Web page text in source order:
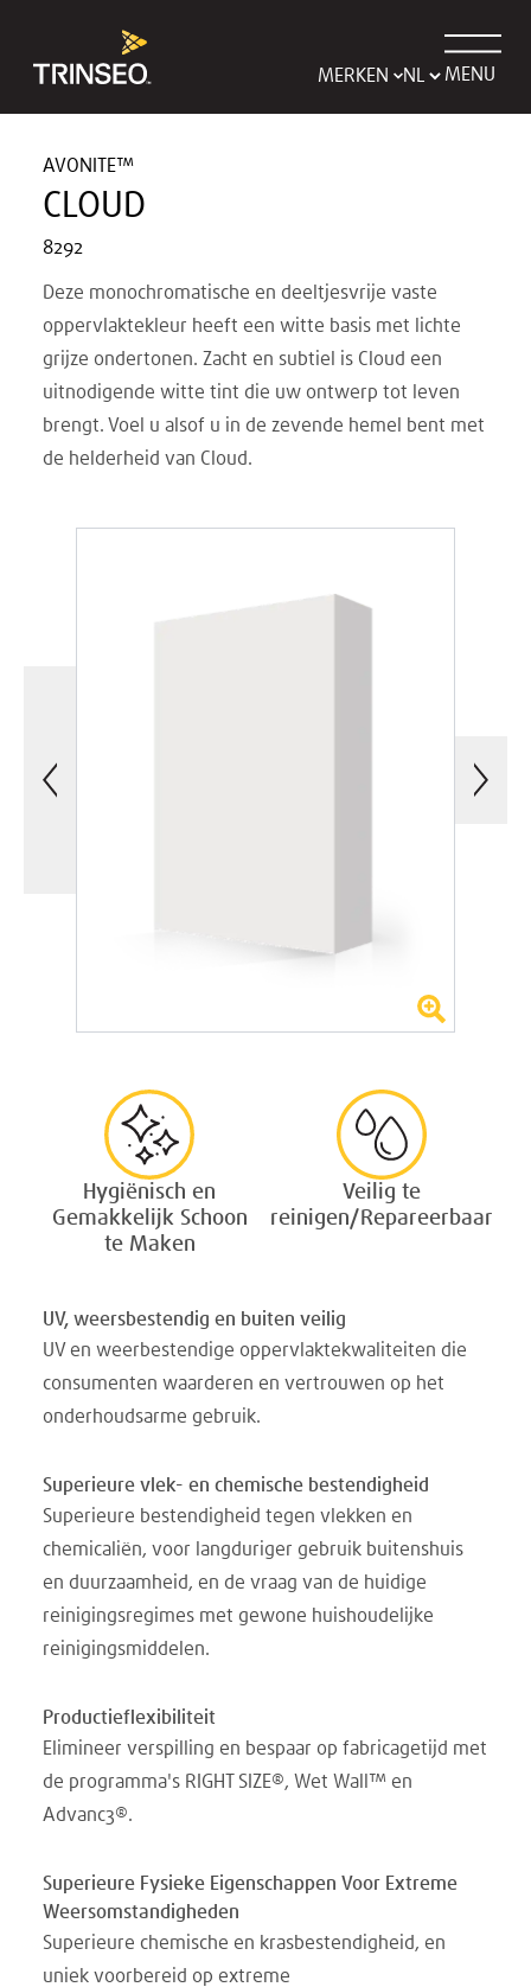
MERKEN MENU
AVONITE™
CLOUD
8292
Deze monochromatische en deeltjesvrije vaste
oppervlaktekleur heeft een witte basis met lichte
grijze ondertonen. Zacht en subtiel is Cloud een
uitnodigende witte tint die uw ontwerp tot leven
brengt. Voel u alsof u in de zevende hemel bent met
de helderheid van Cloud.
Hygiënisch en
Gemakkelijk Schoon
te Maken
Veilig te
reinigen/Repareerbaar
UV, weersbestendig en buiten veilig
UV en weerbestendige oppervlaktekwaliteiten die
consumenten waarderen en vertrouwen op het
onderhoudsarme gebruik.
Superieure vlek- en chemische bestendigheid
Superieure bestendigheid tegen vlekken en
chemicaliën, voor langduriger gebruik buitenshuis
en duurzaamheid, en de vraag van de huidige
reinigingsregimes met gewone huishoudelijke
reinigingsmiddelen.
Productieflexibiliteit
Elimineer verspilling en bespaar op fabricagetijd met
de programma's RIGHT SIZE®, Wet Wall™ en
Advanc3®.
Superieure Fysieke Eigenschappen Voor Extreme
Weersomstandigheden
Superieure chemische en krasbestendigheid, en
uniek voorbereid op extreme